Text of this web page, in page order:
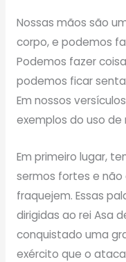
Nossas mãos são
corpo, e podemos
Podemos fazer
podemos ficar
Em nossos
exemplos do uso de
Em primeiro lugar,
sermos fortes e não
fraquejem. Essas
dirigidas ao rei Asa
conquistado uma
exército que o